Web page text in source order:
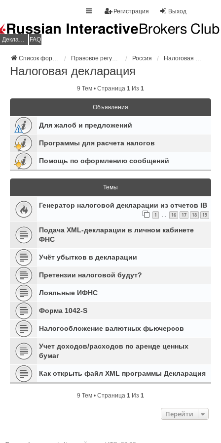
Выход
Регистрация
Декларация НДФЛ FAQ
Список форумов Правовое регулирование Россия Налоговая декларация
Налоговая декларация
9 Тем • Страница 1 Из 1
Объявления
Для жалоб и предложений
Программы для расчета налогов
Помощь по оформлению сообщений
Темы
Генератор налоговой декларации из отчетов IB
1 … 16 17 18 19
Подача XML-декларации в личном кабинете
ФНС
Учёт убытков в декларации
Претензии налоговой будут?
Лояльные ИФНС
Форма 1042-S
Налогообложение валютных фьючерсов
Учет доходов/расходов по аренде ценных
бумаг
Как открыть файл XML программы Декларация
9 Тем • Страница 1 Из 1
Перейти